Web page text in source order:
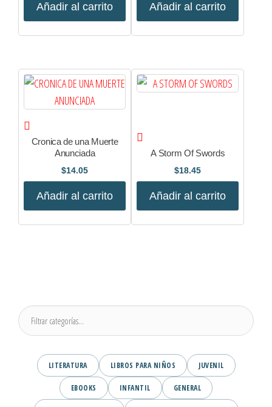
Añadir al carrito Añadir al carrito
Cronica de una Muerte
Anunciada
$14.05
Añadir al carrito
A Storm Of Swords
$18.45
Añadir al carrito
LITERATURA LIBROS PARA NIÑOS JUVENIL
EBOOKS INFANTIL GENERAL